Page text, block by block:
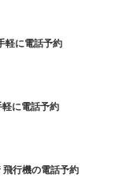
軽に電話予約
に電話予約
行機の電話予約